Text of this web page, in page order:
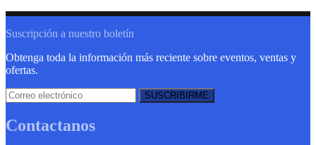
Suscripción a nuestro boletín
Obtenga toda la información más reciente sobre eventos, ventas y
ofertas.
Contactanos